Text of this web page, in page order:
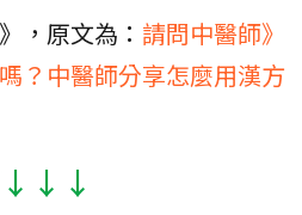
，原文為： 請問中醫師》
？中醫師分享怎麼用漢方
↓↓↓